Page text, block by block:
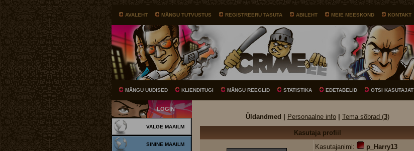
AVALEHT MÄNGU TUTVUSTUS REGISTREERU TASUTA ABILEHT MEIE MEESKOND KONTAKT
MÄNGU UUDISED KLIENDITUGI MÄNGU REEGLID STATISTIKA EDETABELID OTSI KASUTAJAT
LOGIN
VALGE MAAILM
SININE MAAILM
Üldandmed | Personaalne info Tema sõbrad (3)
Kasutaja profiil
Kasutajanimi:
p_Harry13